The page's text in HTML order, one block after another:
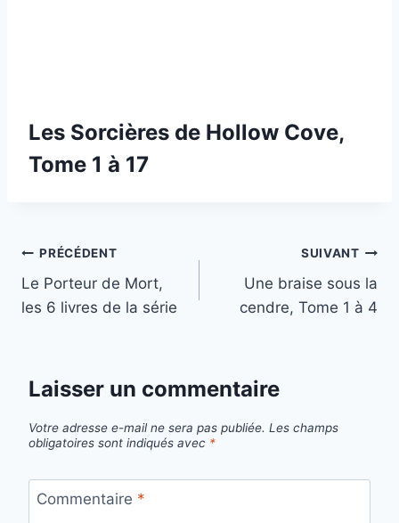
Les Sorcières de Hollow Cove,
Tome 1 à 17
Navigation
de
PRÉCÉDENT
Le Porteur de Mort,
les 6 livres de la série
SUIVANT
Une braise sous la
cendre, Tome 1 à 4
Laisser un commentaire
Votre adresse e-mail ne sera pas publiée. Les champs
obligatoires sont indiqués avec *
Commentaire *